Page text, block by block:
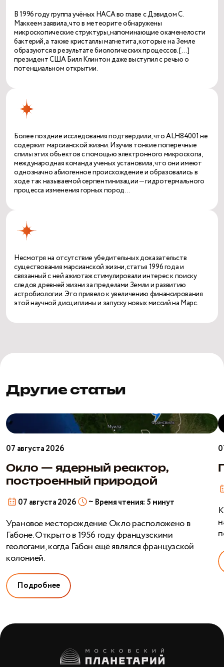
В 1996 году группа учёных НАСА во главе с Дэвидом С.
Маккеем заявила, что в метеорите обнаружены
микроскопические структуры, напоминающие окаменелости
бактерий, а также кристаллы магнетита, которые на Земле
образуются в результате биологических процессов. […]
президент США Билл Клинтон даже выступил с речью о
потенциальном открытии.
Более поздние исследования подтвердили, что ALH84001 не
содержит марсианской жизни. Изучив тонкие поперечные
спилы этих объектов с помощью электронного микроскопа,
международная команда ученых установила, что они имеют
однозначно абиогенное происхождение и образовались в
ходе так называемой серпентинизации — гидротермального
процесса изменения горных пород…
Несмотря на отсутствие убедительных доказательств
существования марсианской жизни, статья 1996 года и
связанный с ней ажиотаж стимулировали интерес к поиску
следов древней жизни за пределами Земли и развитию
астробиологии. Это привело к увеличению финансирования
этой научной дисциплины и запуску новых миссий на Марс.
Другие статьи
Окло
—
реактор,
построенный
природой
07 августа 2026
Окло — ядерный реактор,
построенный природой
07 августа 2026 ~ Время чтения: 5 минут
Урановое месторождение Окло расположено в
Габоне. Открыто в 1956 году французскими
геологами, когда Габон ещё являлся французской
колонией.
Подробнее
с